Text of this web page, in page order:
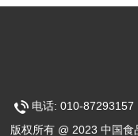
电话: 010-87293157
版权所有 @ 2023 中国